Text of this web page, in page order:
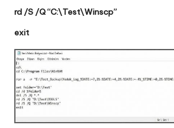
rd /S /Q “C:\Test\Winscp”
exit